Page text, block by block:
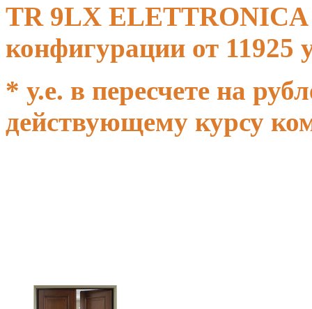
TR 9LX ELETTRONICA
конфигурации от 11925
* у.е. в пересчете на
действующему курсу